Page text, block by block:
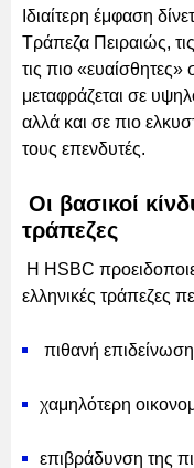
Ιδιαίτερη έμφαση
Τράπεζα Πειραιώς,
τις πιο «ευαίσθητες»
μεταφράζεται σε
αλλά και σε πιο
τους επενδυτές.
Οι βασικοί
τράπεζες
Η HSBC προειδοποιεί
ελληνικές τράπεζες
πιθανή
χαμηλότερη
επιβράδυνση της